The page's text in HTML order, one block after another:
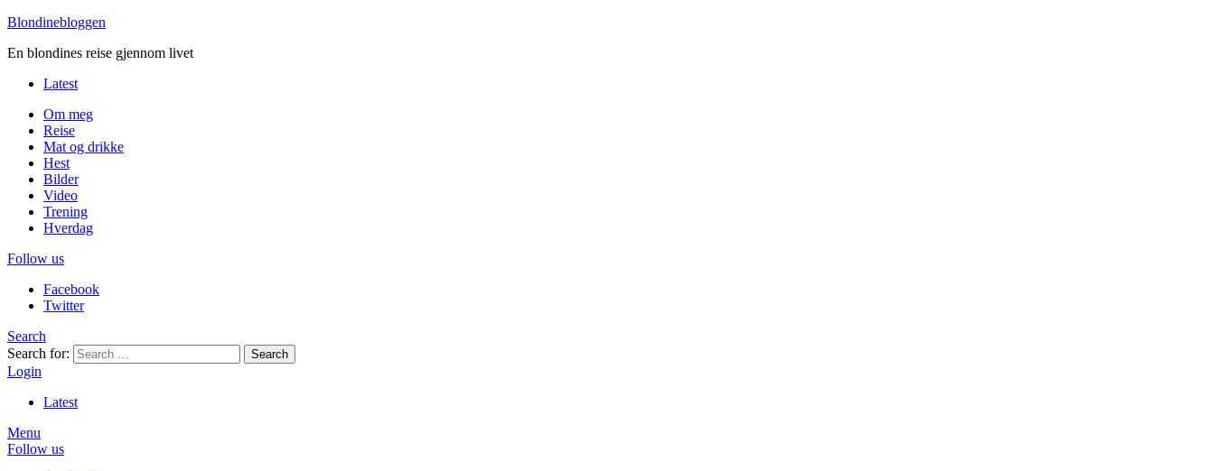
Blondinebloggen
En blondines reise gjennom livet
Latest
Om meg
Reise
Mat og drikke
Hest
Bilder
Video
Trening
Hverdag
Follow us
Facebook
Twitter
Search
Search for:
Search
Login
Latest
Menu
Follow us